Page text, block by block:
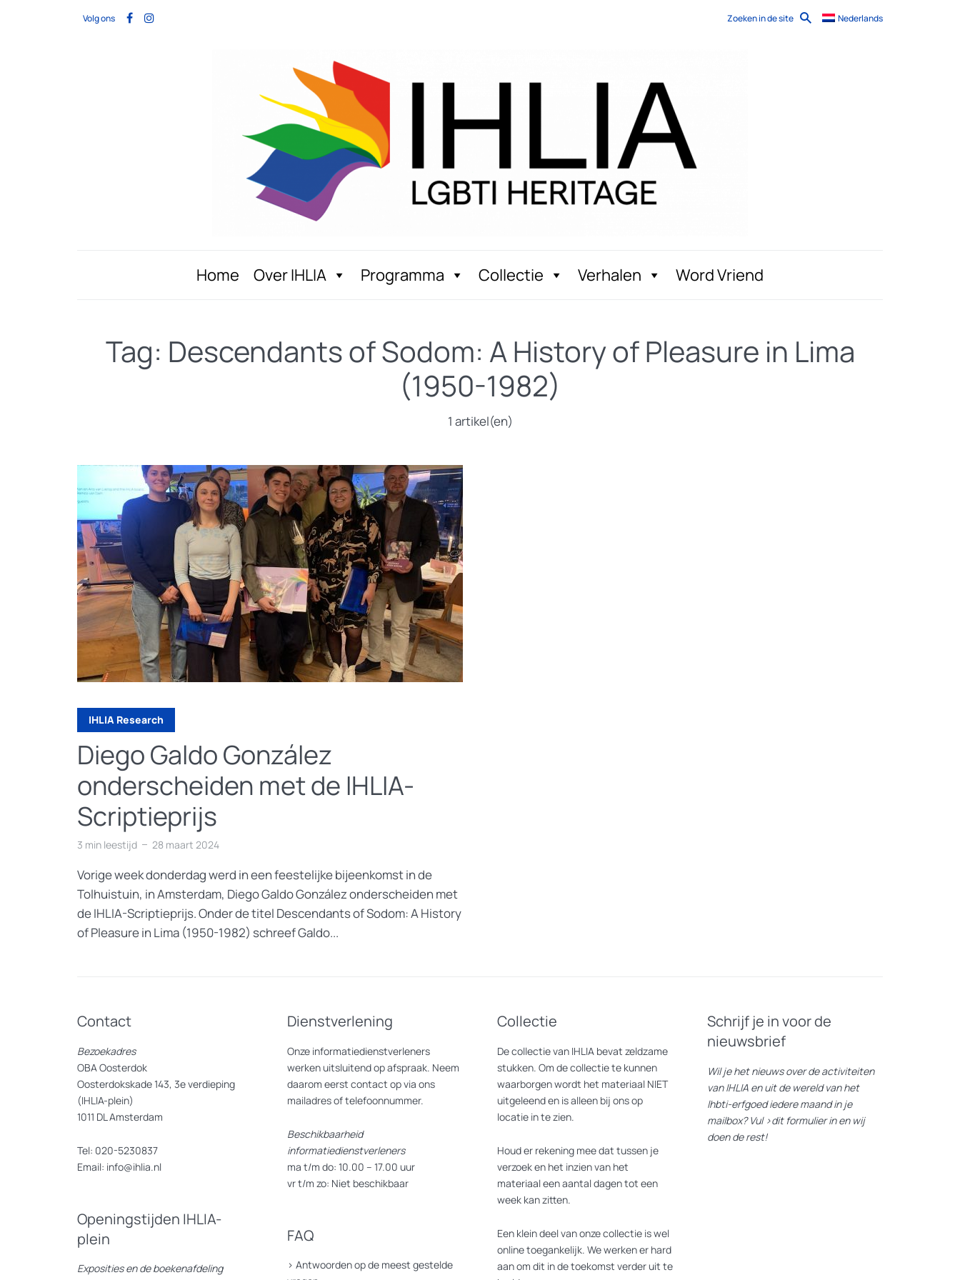
Volg ons Zoeken in de site Nederlands
Home Over IHLIA Programma Collectie Verhalen Word Vriend
Tag: Descendants of Sodom: A History of Pleasure in Lima
(1950-1982)
1 artikel(en)
IHLIA Research
Diego Galdo González
onderscheiden met de IHLIA-
Scriptieprijs
3 min leestijd 28 maart 2024
Vorige week donderdag werd in een feestelijke bijeenkomst in de
Tolhuistuin, in Amsterdam, Diego Galdo González onderscheiden met
de IHLIA-Scriptieprijs. Onder de titel Descendants of Sodom: A History
of Pleasure in Lima (1950-1982) schreef Galdo...
Contact
Bezoekadres
OBA Oosterdok
Oosterdokskade 143, 3e verdieping
(IHLIA-plein)
1011 DL Amsterdam
Tel: 020-5230837
Email: info@ihlia.nl
Openingstijden IHLIA-
plein
Exposities en de boekenafdeling
Dienstverlening
Onze informatiedienstverleners
werken uitsluitend op afspraak. Neem
daarom eerst contact op via ons
mailadres of telefoonnummer.
Beschikbaarheid
informatiedienstverleners
ma t/m do: 10.00 – 17.00 uur
vr t/m zo: Niet beschikbaar
FAQ
> Antwoorden op de meest gestelde
Collectie
De collectie van IHLIA bevat zeldzame
stukken. Om de collectie te kunnen
waarborgen wordt het materiaal NIET
uitgeleend en is alleen bij ons op
locatie in te zien.
Houd er rekening mee dat tussen je
verzoek en het inzien van het
materiaal een aantal dagen tot een
week kan zitten.
Een klein deel van onze collectie is wel
online toegankelijk. We werken er hard
aan om dit in de toekomst verder uit te
Schrijf je in voor de
nieuwsbrief
Wil je het nieuws over de activiteiten
van IHLIA en uit de wereld van het
lhbti-erfgoed iedere maand in je
mailbox? Vul >dit formulierin en wij
doen de rest!